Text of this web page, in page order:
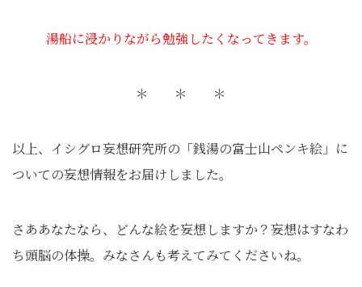
湯船に浸かりながら勉強したくなってきます。
＊ ＊ ＊
以上、イシグロ妄想研究所の「銭湯の富士山ペンキ絵」に
ついての妄想情報をお届けしました。
さああなたなら、どんな絵を妄想しますか？妄想はすなわ
ち頭脳の体操。みなさんも考えてみてくださいね。